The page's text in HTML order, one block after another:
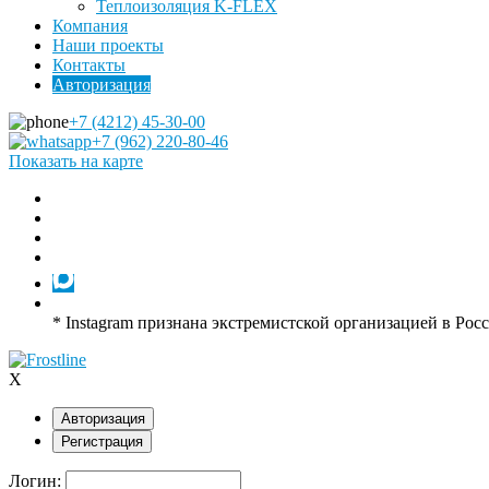
Теплоизоляция K-FLEX
Компания
Наши проекты
Контакты
Авторизация
+7 (4212) 45-30-00
+7 (962) 220-80-46
Показать на карте
* Instagram признана экстремистской организацией в
X
Авторизация
Регистрация
Логин: